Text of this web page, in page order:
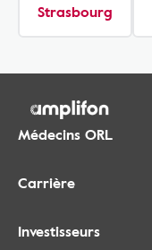
Strasbourg
Médecins ORL
Carrière
Investisseurs